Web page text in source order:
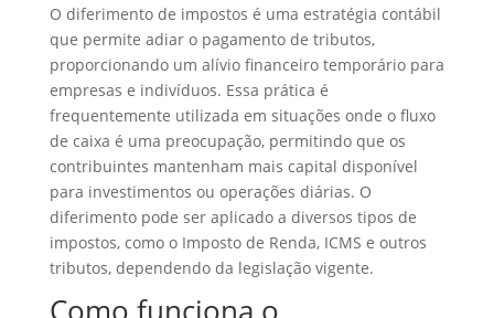
O diferimento de impostos é uma estratégia contábil
que permite adiar o pagamento de tributos,
proporcionando um alívio financeiro temporário para
empresas e indivíduos. Essa prática é
frequentemente utilizada em situações onde o fluxo
de caixa é uma preocupação, permitindo que os
contribuintes mantenham mais capital disponível
para investimentos ou operações diárias. O
diferimento pode ser aplicado a diversos tipos de
impostos, como o Imposto de Renda, ICMS e outros
tributos, dependendo da legislação vigente.